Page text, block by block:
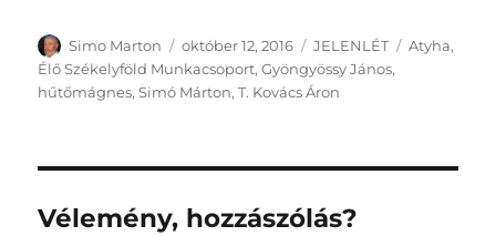
Szerző
Simo Marton Közzétéve
október 12, 2016 Kategória
JELENLÉT Címke
Atyha,
Élő Székelyföld Munkacsoport,Gyöngyössy János,
hűtőmágnes,Simó Márton,T. Kovács Áron
Vélemény, hozzászólás?